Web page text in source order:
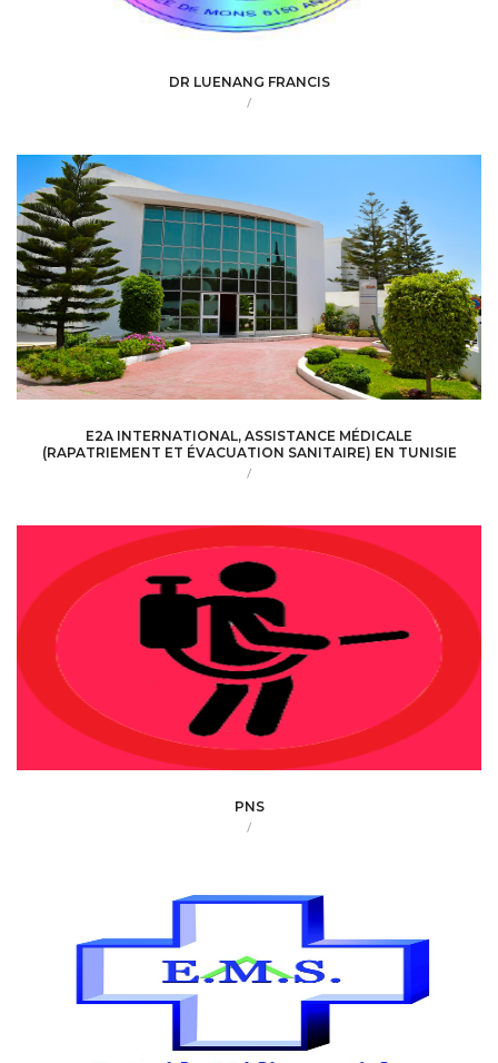
DR LUENANG FRANCIS
/
E2A INTERNATIONAL, ASSISTANCE MÉDICALE
(RAPATRIEMENT ET ÉVACUATION SANITAIRE) EN TUNISIE
/
PNS
/